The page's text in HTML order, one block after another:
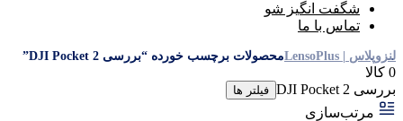
شگفت انگیز شو
تماس با ما
لنزوپلاس | LensoPlus محصولات برچسب خورده “بررسی DJI Pocket 2”
0 کالا
بررسی DJI Pocket 2
فیلتر ها
مرتب‌سازی